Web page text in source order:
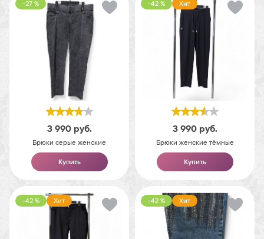
-27 %
3 990 руб.
Брюки серые женские
Купить
-42 % Хит
3 990 руб.
Брюки женские тёмные
Купить
-42 % Хит -42 % Хит